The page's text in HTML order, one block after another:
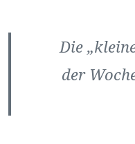
Die
der